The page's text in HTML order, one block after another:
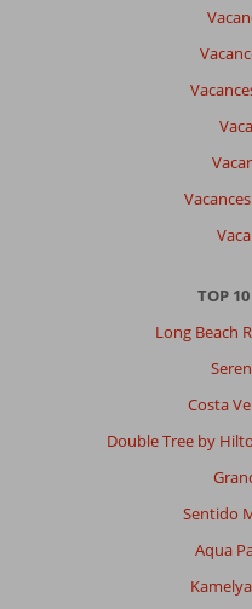
TOP
Long Beach
Costa
Double Tree by
Sentido
Aqua